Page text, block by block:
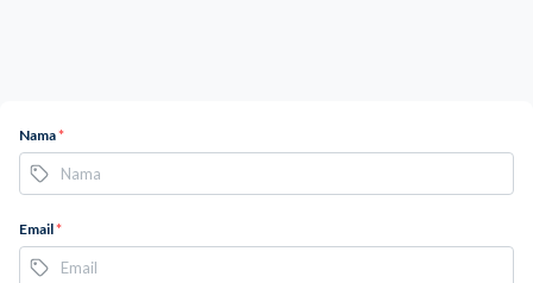
Nama*
Email*